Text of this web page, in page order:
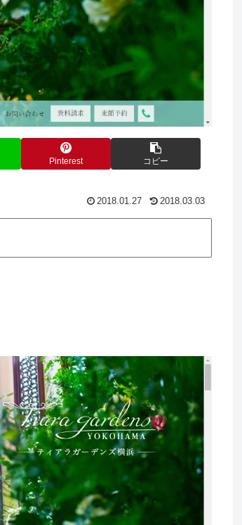
Pinterest コピー
2018.01.27 2018.03.03